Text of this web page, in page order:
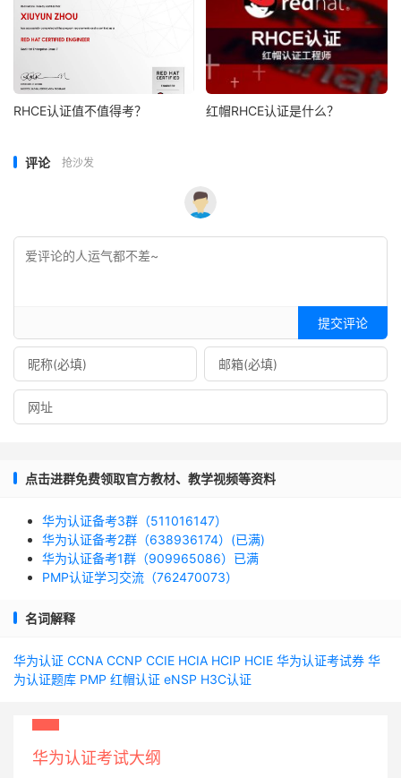
RHCE认证值不值得考？ 红帽RHCE认证是什么？
评论 抢沙发
提交评论
点击进群免费领取官方教材、教学视频等资料
华为认证备考3群（511016147）
华为认证备考2群（638936174）(已满)
华为认证备考1群（909965086）已满
PMP认证学习交流（762470073）
名词解释
华为认证 CCNA CCNP CCIE HCIA HCIP HCIE 华为认证考试券 华
为认证题库 PMP 红帽认证 eNSP H3C认证
华为认证考试大纲